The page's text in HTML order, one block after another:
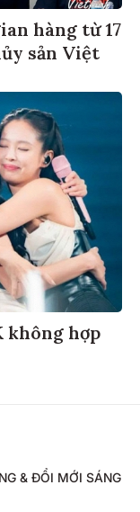
hàng từ 17
sản Việt
không hợp
& ĐỔI MỚI SÁNG